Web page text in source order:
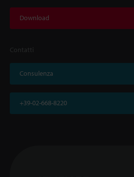
Download
Contatti
Consulenza
+39-02-668-8220